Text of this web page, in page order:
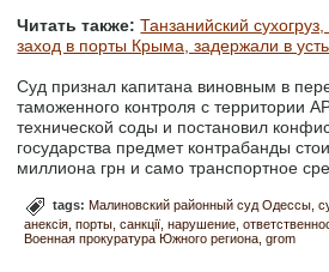
Читать также: Танзанийский
заход в порты Крыма, задержали в
Суд признал капитана виновным в
таможенного контроля с территории
технической соды и постановил
государства предмет контрабанды
миллиона грн и само транспортное
tags:Малиновский районный суд Одессы
анексія порты санкції нарушение
Военная прокуратура Южного региона grom